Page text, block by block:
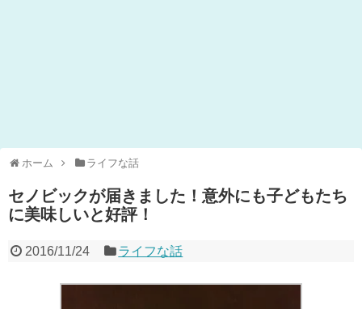
ホーム ライフな話
セノビックが届きました！意外にも子どもたち
に美味しいと好評！
2016/11/24 ライフな話